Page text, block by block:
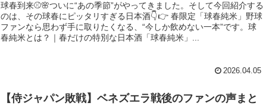
球春到来⚾🌸ついに“あの季節”がやってきました。そして今回紹介する
のは、その球春にピッタリすぎる日本酒👇👉 春限定「球春純米」野球
ファンなら思わず手に取りたくなる、“今しか飲めない一本”です。球
春純米とは？｜春だけの特別な日本酒「球春純米」...
2026.04.05
【侍ジャパン敗戦】ベネズエラ戦後のファンの声まと